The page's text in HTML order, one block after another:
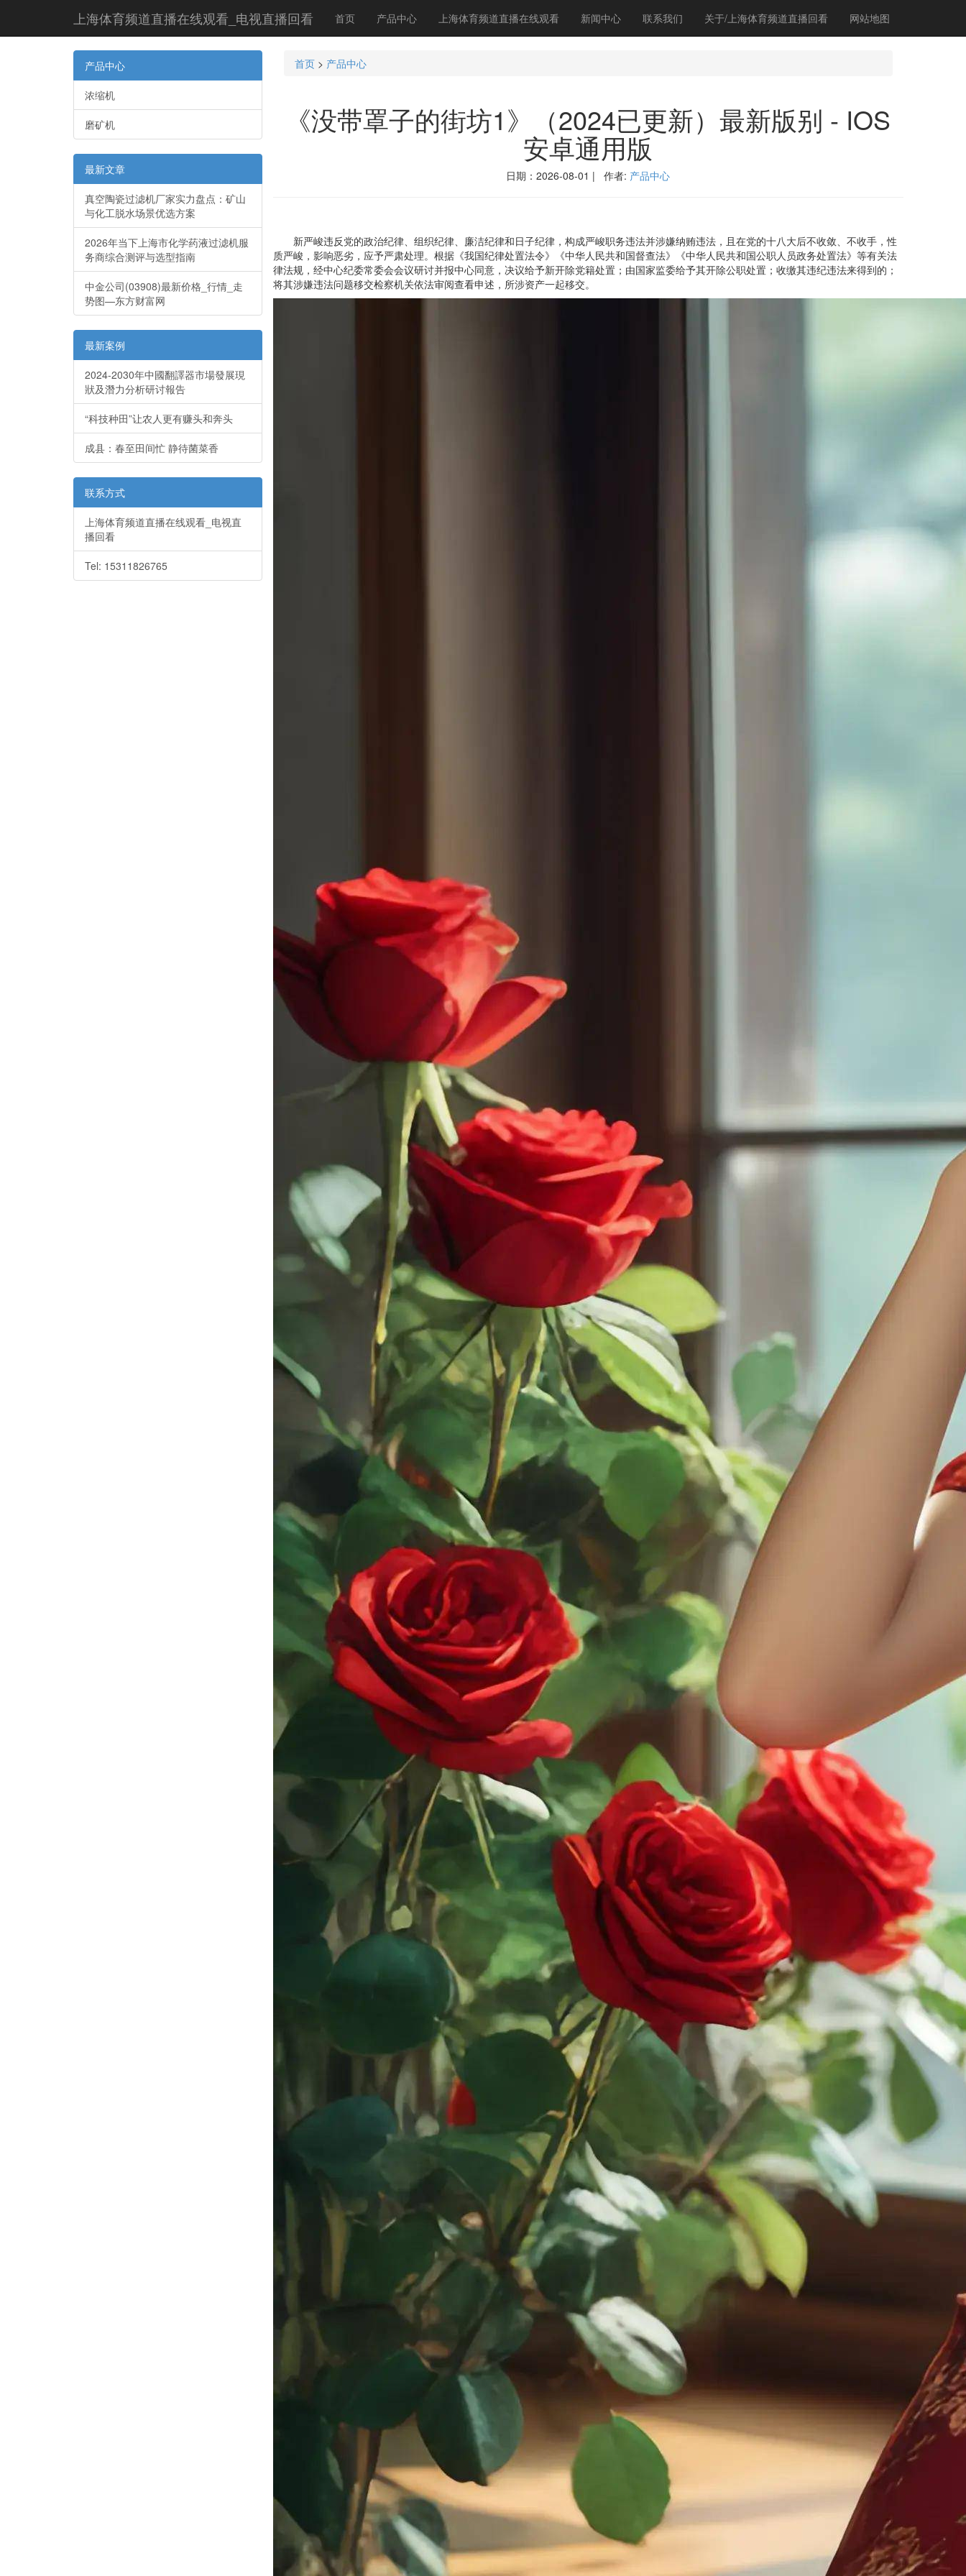
上海体育频道直播在线观看_电视直播回看 首页 产品中心 上海体育频道直播在线观看 新闻中心 联系我们 关于/上海体育频道直播回看 网站地图
产品中心
浓缩机
磨矿机
最新文章
真空陶瓷过滤机厂家实力盘点：矿山
与化工脱水场景优选方案
2026年当下上海市化学药液过滤机服
务商综合测评与选型指南
中金公司(03908)最新价格_行情_走
势图—东方财富网
最新案例
2024-2030年中國翻譯器市場發展現
狀及潛力分析研讨報告
“科技种田”让农人更有赚头和奔头
成县：春至田间忙 静待菌菜香
联系方式
上海体育频道直播在线观看_电视直
播回看
Tel: 15311826765
首页> 产品中心
《没带罩子的街坊1》（2024已更新）最新版别 - IOS
安卓通用版
日期：2026-08-01 | 作者: 产品中心
新严峻违反党的政治纪律、组织纪律、廉洁纪律和日子纪律，构成严峻职务违法并涉嫌纳贿违法，且在党的十八大后不收敛、不收手，性
质严峻，影响恶劣，应予严肃处理。根据《我国纪律处置法令》《中华人民共和国督查法》《中华人民共和国公职人员政务处置法》等有关法
律法规，经中心纪委常委会会议研讨并报中心同意，决议给予新开除党籍处置；由国家监委给予其开除公职处置；收缴其违纪违法来得到的；
将其涉嫌违法问题移交检察机关依法审阅查看申述，所涉资产一起移交。